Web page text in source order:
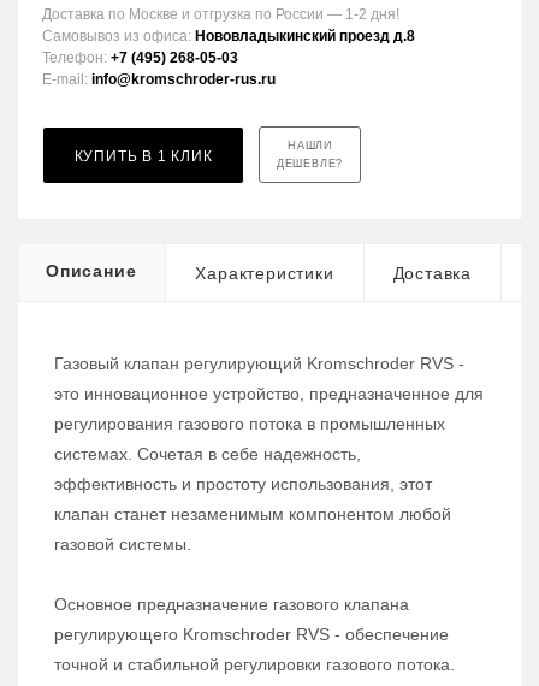
Доставка по Москве и отгрузка по России — 1-2 дня!
Самовывоз из офиса: Нововладыкинский проезд д.8
Телефон: +7 (495) 268-05-03
E-mail: info@kromschroder-rus.ru
КУПИТЬ В 1 КЛИК
НАШЛИ
ДЕШЕВЛЕ?
Описание Характеристики Доставка
Газовый клапан регулирующий Kromschroder RVS -
это инновационное устройство, предназначенное для
регулирования газового потока в промышленных
системах. Сочетая в себе надежность,
эффективность и простоту использования, этот
клапан станет незаменимым компонентом любой
газовой системы.
Основное предназначение газового клапана
регулирующего Kromschroder RVS - обеспечение
точной и стабильной регулировки газового потока.